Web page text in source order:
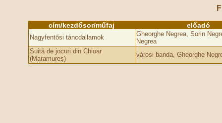
cím/kezdősor/műfaj előadó
Nagyfentősi táncdallamok
Gheorghe Negrea, Sorin
Negrea
Suită de jocuri din Chioar
(Maramureş)
városi banda, Gheorghe